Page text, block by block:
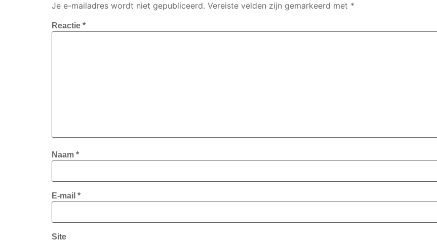
Je e-mailadres wordt niet gepubliceerd. Vereiste velden zijn gemarkeerd met *
Reactie *
Naam *
E-mail *
Site